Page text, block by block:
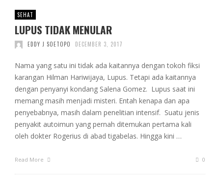
SEHAT
LUPUS TIDAK MENULAR
EDDY J SOETOPO DECEMBER 3, 2017
Nama yang satu ini tidak ada kaitannya dengan tokoh fiksi
karangan Hilman Hariwijaya, Lupus. Tetapi ada kaitannya
dengan penyanyi kondang Salena Gomez. Lupus saat ini
memang masih menjadi misteri. Entah kenapa dan apa
penyebabnya, masih dalam penelitian intensif. Suatu jenis
penyakit autoimun yang pernah ditemukan pertama kali
oleh dokter Rogerius di abad tigabelas. Hingga kini …
Read More 0